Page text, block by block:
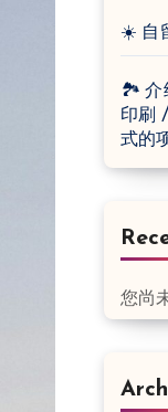
☀️ 自
🏞 介
印刷
式的
您尚